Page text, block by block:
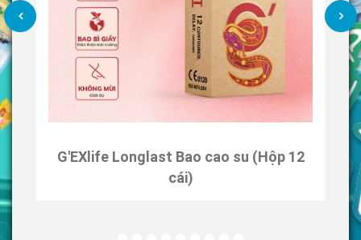
G'EXlife Longlast Bao cao su (Hộp 12
cái)